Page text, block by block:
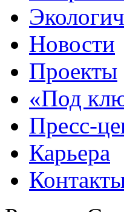
Новости
Проекты
«Под
Пресс-
Карьера